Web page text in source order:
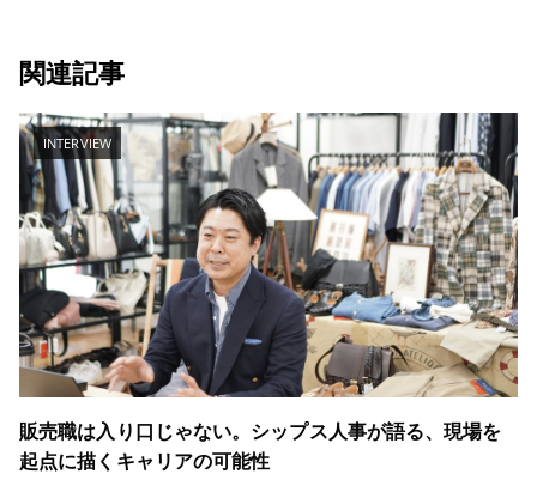
関連記事
INTERVIEW
販売職は入り口じゃない。シップス人事が語る、現場を
起点に描くキャリアの可能性